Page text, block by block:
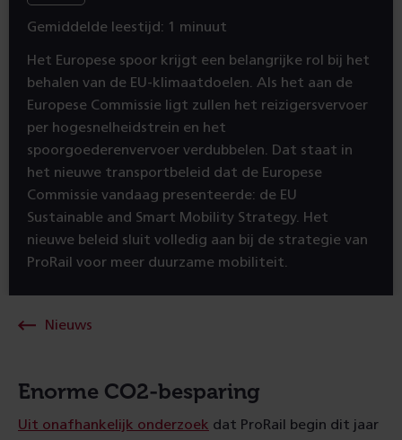
Gemiddelde leestijd: 1 minuut
Het Europese spoor krijgt een belangrijke rol bij het
behalen van de EU-klimaatdoelen. Als het aan de
Europese Commissie ligt zullen het reizigersvervoer
per hogesnelheidstrein en het
spoorgoederenvervoer verdubbelen. Dat staat in
het nieuwe transportbeleid dat de Europese
Commissie vandaag presenteerde: de EU
Sustainable and Smart Mobility Strategy. Het
nieuwe beleid sluit volledig aan bij de strategie van
ProRail voor meer duurzame mobiliteit.
Nieuws
Enorme CO2-besparing
Uit onafhankelijk onderzoek dat ProRail begin dit jaar